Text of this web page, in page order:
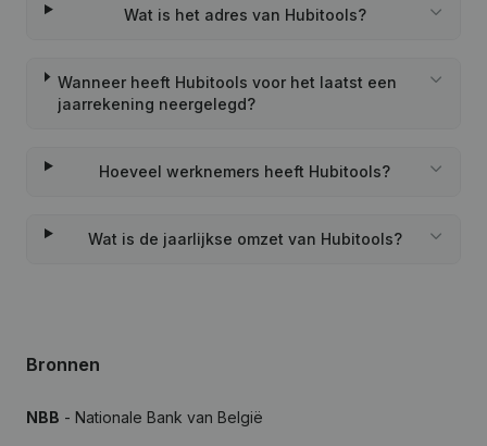
Wat is het adres van Hubitools?
Wanneer heeft Hubitools voor het laatst een
jaarrekening neergelegd?
Hoeveel werknemers heeft Hubitools?
Wat is de jaarlijkse omzet van Hubitools?
Bronnen
NBB - Nationale Bank van België